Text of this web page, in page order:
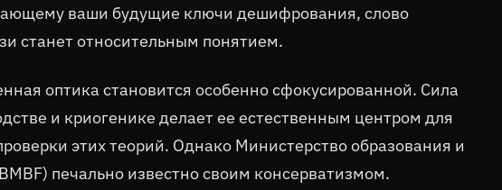
ваши будущие ключи дешифрования, слово
станет относительным понятием.
оптика становится особенно сфокусированной. Сила
и криогенике делает ее естественным центром для
этих теорий. Однако Министерство образования и
печально известно своим консерватизмом.